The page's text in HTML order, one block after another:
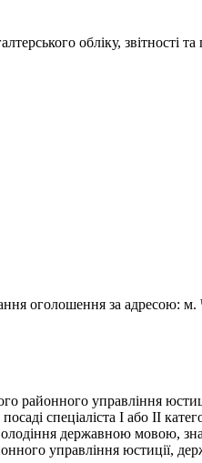
обліку, звітності
оголошення за адресою:
районного управління
спеціаліста І або II
державною мовою,
управління юстиції,